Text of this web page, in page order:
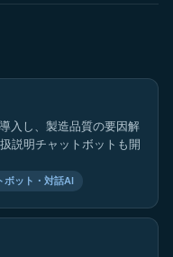
入し、製造品質の要因解
説明チャットボットも開
ボット・対話AI